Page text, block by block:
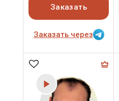
Заказать
Заказать через